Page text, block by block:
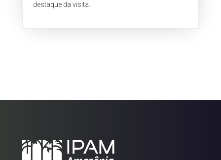
destaque da visita.